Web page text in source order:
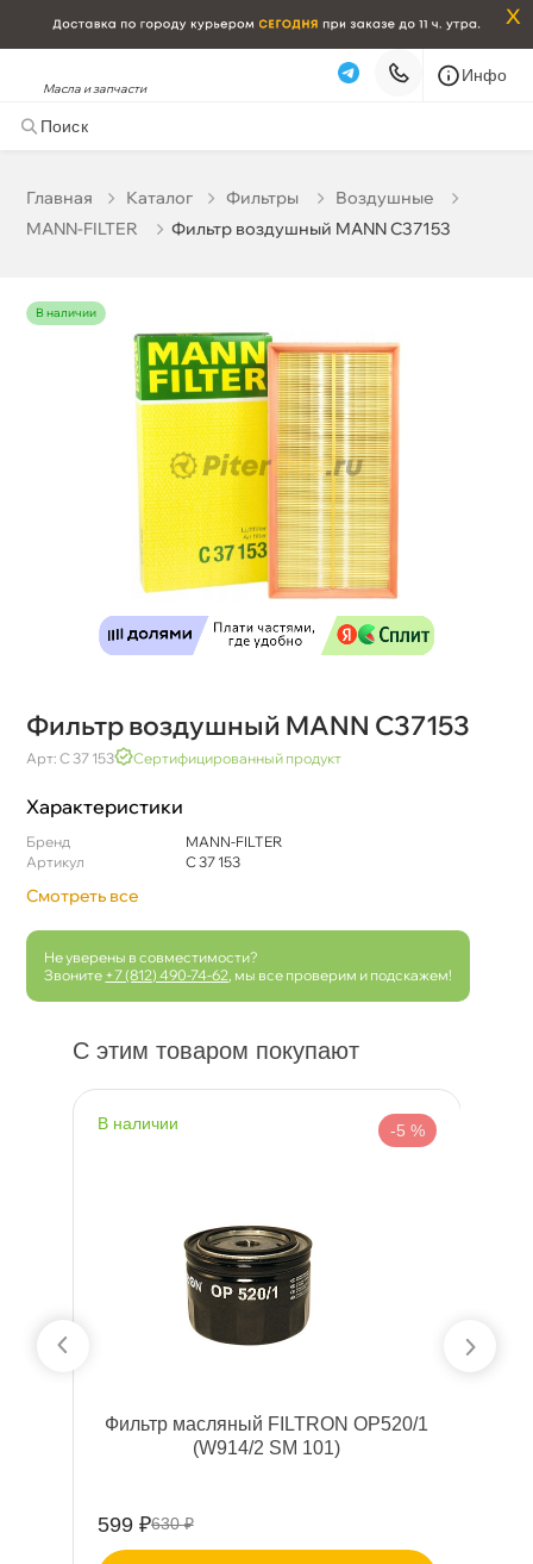
x
Масла и запчасти
Инфо
Главная Катало Фильтры
оздушные
MANN-FILTER
Фильтр воздушный MANN C37153
наличии
Фильтр воздушный MANN C37153
Арт: C 37 153 Сертифицированный продукт
Характеристики
Бренд
MANN-FILTER
Артикул
C 37 153
Смотреть все
Не уверены в совместимости?
Звоните +7 (812) 490-74-62 , мы все проверим и подскажем!
С этим товаром покупают
наличии -5 %
Фильтр масляный FILTRON OP520/1
(W914/2 SM 101)
599 ₽630 ₽
Карта Список